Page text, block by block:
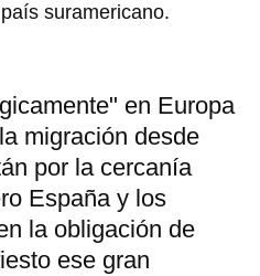
suramericano.
en Europa
migración desde
por la cercanía
España y los
la obligación de
ese gran